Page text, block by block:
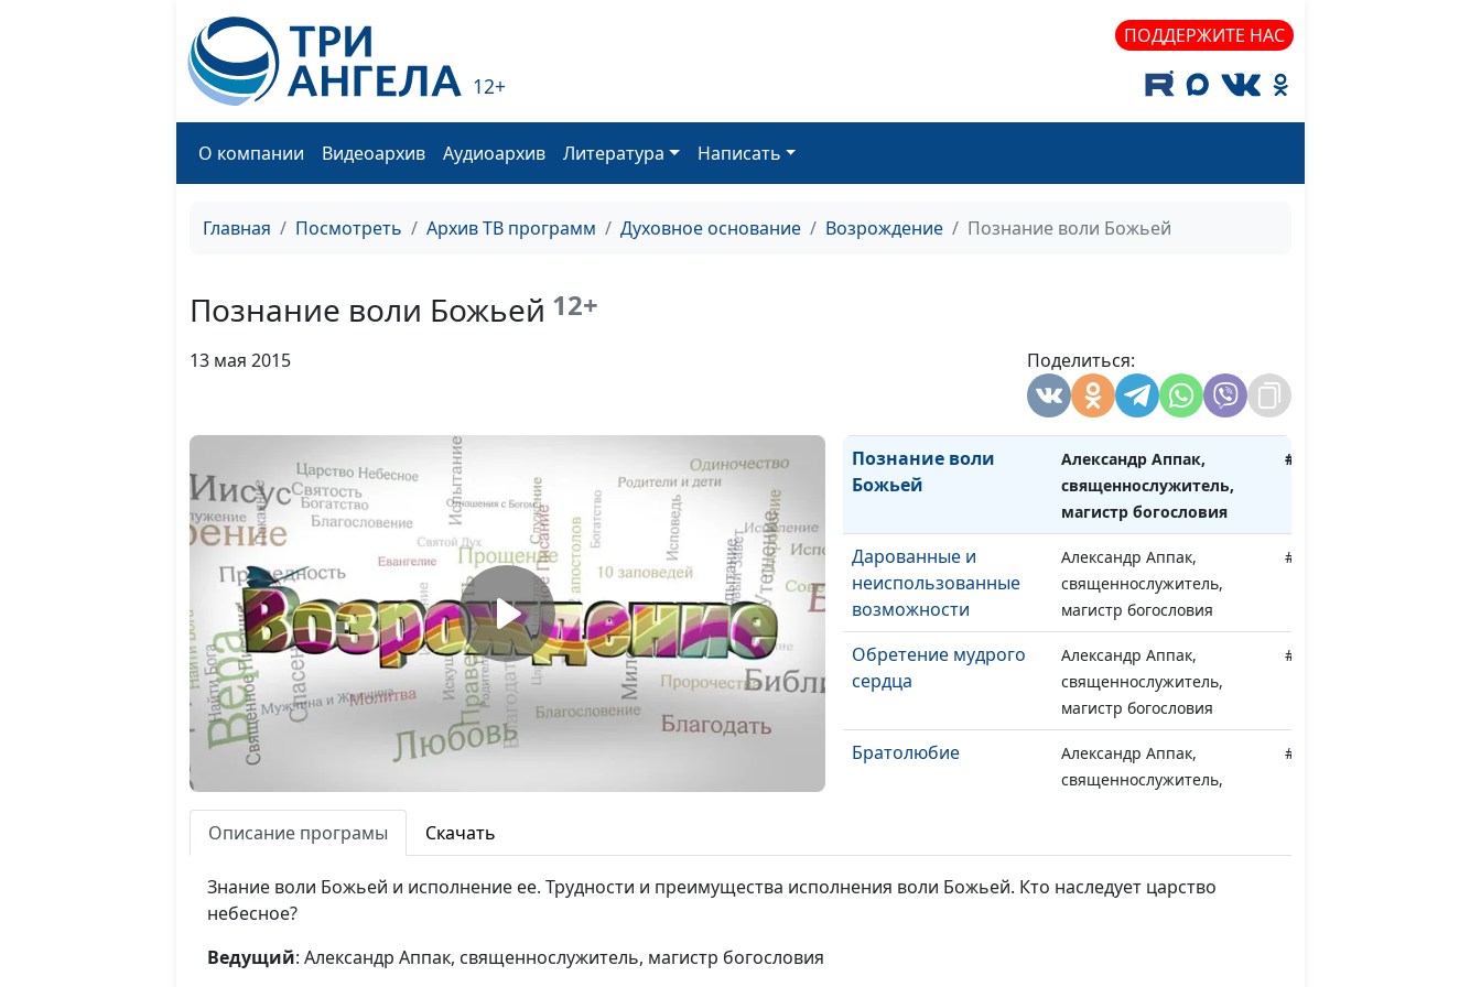
12+
ПОДДЕРЖИТЕ НАС
О компании Видеоархив Аудиоархив Литература Написать
Главная Посмотреть Архив ТВ программ Духовное основание Возрождение Познание воли Божьей
Познание воли Божьей 12+
13 мая 2015 Поделиться:
магистр богословия
Александр Аппак,
священнослужитель,
магистр богословия
священнослужитель,
магистр богословия
Александр Аппак,
священнослужитель,
магистр богословия
Познание воли
Божьей
Александр Аппак,
священнослужитель,
магистр богословия
#113
Дарованные и
неиспользованные
возможности
Александр Аппак,
священнослужитель,
магистр богословия
#112
Обретение мудрого
сердца
Александр Аппак,
священнослужитель,
магистр богословия
#111
Братолюбие
Александр Аппак,
священнослужитель,
#110
Жена-помощник
Виталий Киссер,
#109
Описание програмы Скачать
Знание воли Божьей и исполнение ее. Трудности и преимущества исполнения воли Божьей. Кто наследует царство
небесное?
Ведущий: Александр Аппак, священнослужитель, магистр богословия